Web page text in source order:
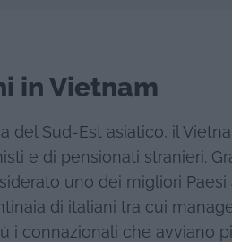
in Vietnam
del Sud-Est asiatico, il
e di pensionati stranieri.
uno dei migliori Paesi
di italiani tra cui
i connazionali che avviano